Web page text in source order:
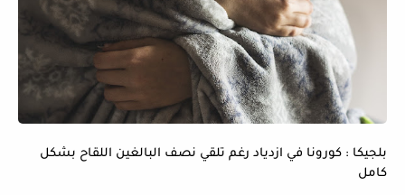
بلجيكا : كورونا في ازدياد رغم تلقي نصف البالغين اللقاح بشكل
كامل